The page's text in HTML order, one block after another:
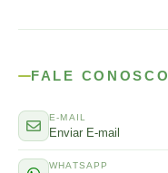
FALE CONOSCO
E-MAIL
Enviar E-mail
WHATSAPP